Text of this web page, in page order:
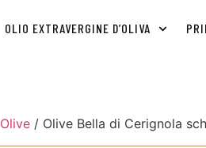
OLIO EXTRAVERGINE D’OLIVA
Olive/ Olive Bella di Cerignola